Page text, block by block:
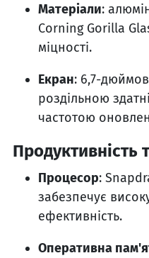
Матеріали:
Corning Gorilla
міцності.
Екран: 6,7-
роздільною
частотою
Продуктивність
Процесор:
забезпечує
ефективність.
Оперативна